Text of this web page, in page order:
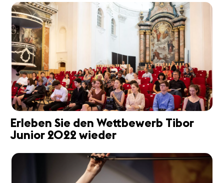
Erleben Sie den Wettbewerb Tibor
Junior 2022 wieder